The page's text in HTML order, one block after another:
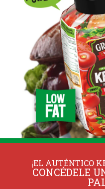
¡EL AUTÉNTICO
CONCÉDELE